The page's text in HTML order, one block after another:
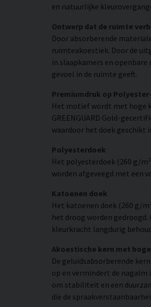
en natuurlijke
Ontwerp dat de ruimte
Door absorberende
ruimteakoestiek. Door de
in slaapkamers en
gevoel in de ruimte geeft.
Premiumdruk op
Het motief wordt met hoge
GREENGUARD Gold-
waardoor het doek geschikt
Polyesterdoek
Het polyesterdoek (260 g/
worden afgeveegd met een
Katoenen doek
Het katoenen doek (260 g/
het droog worden
kleurkracht langdurig
Akoestische kern met
De geluidsabsorberende
op en vermindert de nagalm
om stabiliteit en een
die de